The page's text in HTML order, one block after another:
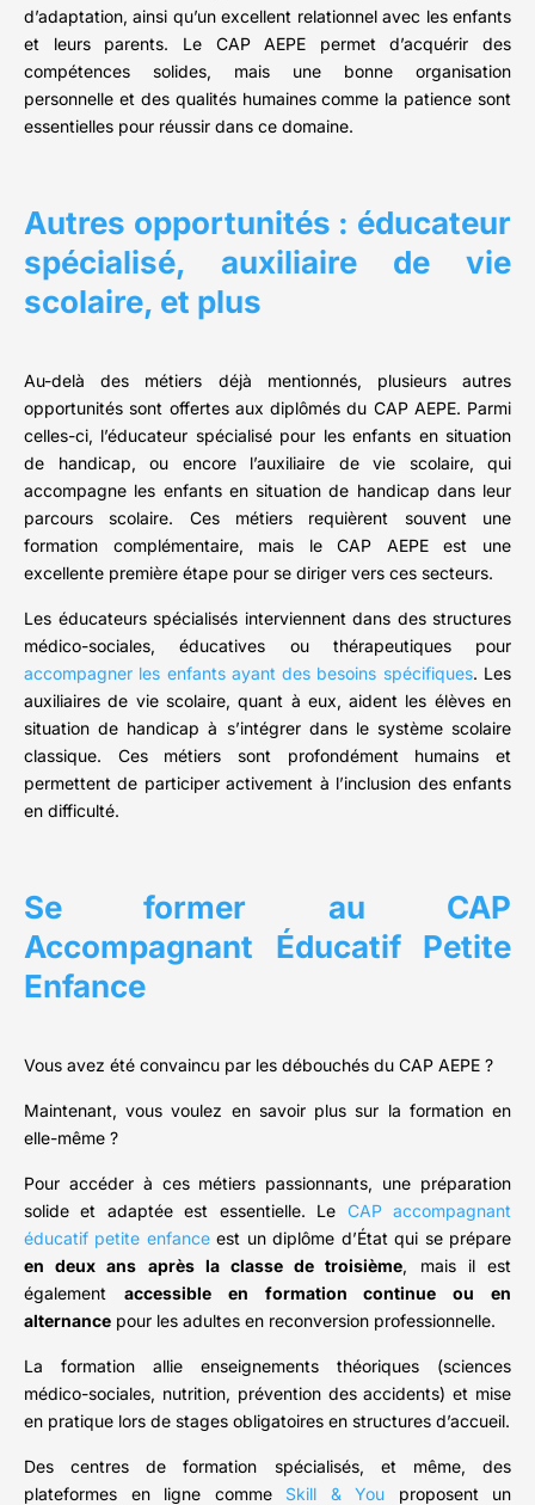
d’adaptation, ainsi qu’un excellent relationnel avec les enfants
et leurs parents. Le CAP AEPE permet d’acquérir des
compétences solides, mais une bonne organisation
personnelle et des qualités humaines comme la patience sont
essentielles pour réussir dans ce domaine.
Autres opportunités : éducateur
spécialisé, auxiliaire de vie
scolaire, et plus
Au-delà des métiers déjà mentionnés, plusieurs autres
opportunités sont offertes aux diplômés du CAP AEPE. Parmi
celles-ci, l’éducateur spécialisé pour les enfants en situation
de handicap, ou encore l’auxiliaire de vie scolaire, qui
accompagne les enfants en situation de handicap dans leur
parcours scolaire. Ces métiers requièrent souvent une
formation complémentaire, mais le CAP AEPE est une
excellente première étape pour se diriger vers ces secteurs.
Les éducateurs spécialisés interviennent dans des structures
médico-sociales, éducatives ou thérapeutiques pour
accompagner les enfants ayant des besoins spécifiques. Les
auxiliaires de vie scolaire, quant à eux, aident les élèves en
situation de handicap à s’intégrer dans le système scolaire
classique. Ces métiers sont profondément humains et
permettent de participer activement à l’inclusion des enfants
en difficulté.
Se former au CAP
Accompagnant Éducatif Petite
Enfance
Vous avez été convaincu par les débouchés du CAP AEPE ?
Maintenant, vous voulez en savoir plus sur la formation en
elle-même ?
Pour accéder à ces métiers passionnants, une préparation
solide et adaptée est essentielle. Le CAP accompagnant
éducatif petite enfanceest un diplôme d’État qui se prépare
en deux ans après la classe de troisième, mais il est
également accessible en formation continue ou en
alternance pour les adultes en reconversion professionnelle.
La formation allie enseignements théoriques (sciences
médico-sociales, nutrition, prévention des accidents) et mise
en pratique lors de stages obligatoires en structures d’accueil.
Des centres de formation spécialisés, et même, des
plateformes en ligne comme Skill & You proposent un